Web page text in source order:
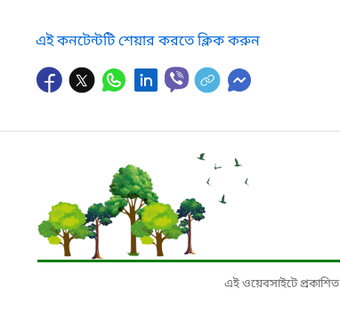
এই কনটেন্টটি শেয়ার করতে ক্লিক করুন
এই ওয়েবসাইটে প্রকাশিত